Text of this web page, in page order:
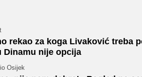
rekao za koga Livaković treba
Dinamu nije opcija
Osijek